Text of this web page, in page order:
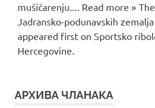
mušičarenju.... Read more »
Jadransko-podunavskih
appeared first on Sportsko
Hercegovine.
АРХИВА ЧЛАНАКА